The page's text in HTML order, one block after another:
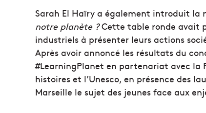
Sarah El Haïry a également introduit
notre planète ?Cette table ronde avait
industriels à présenter leurs actions
Après avoir annoncé les résultats du
#LearningPlanet en partenariat avec la
histoires et l’Unesco, en présence des
Marseille le sujet des jeunes face aux